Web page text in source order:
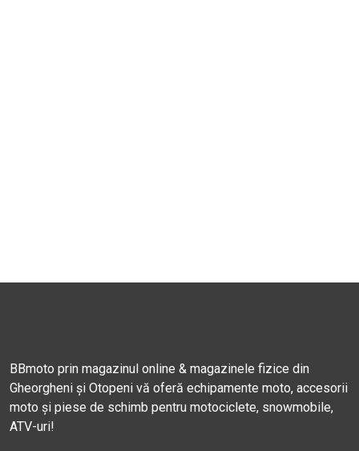
BBmoto prin magazinul online & magazinele fizice din
Gheorgheni și Otopeni vă oferă echipamente moto, accesorii
moto și piese de schimb pentru motociclete, snowmobile,
ATV-uri!